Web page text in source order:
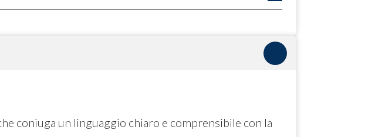
coniuga un linguaggio chiaro e comprensibile con la